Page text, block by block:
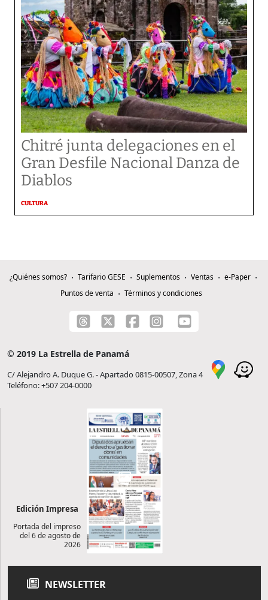
Chitré junta delegaciones en el
Gran Desfile Nacional Danza de
Diablos
CULTURA
¿Quiénes somos? Tarifario GESE Suplementos Ventas
e-Paper
Puntos de venta
Términos y condiciones
© 2019 La Estrella de Panamá
C/ Alejandro A. Duque G. - Apartado 0815-00507, Zona 4
Teléfono: +507 204-0000
Edición Impresa
Portada del impreso
del 6 de agosto de
2026
NEWSLETTER